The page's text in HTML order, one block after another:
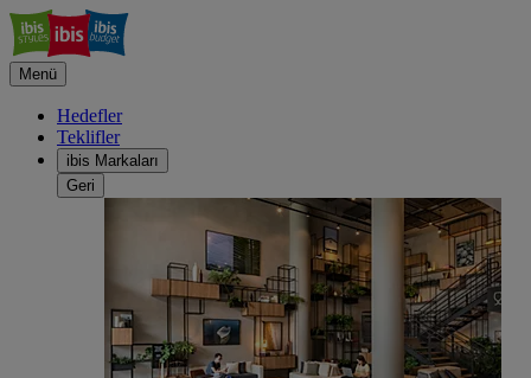
Menü
Hedefler
Teklifler
ibis Markaları
Geri